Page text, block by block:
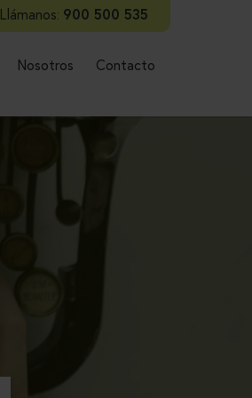
Llámanos: 900 500 535
Nosotros Contacto